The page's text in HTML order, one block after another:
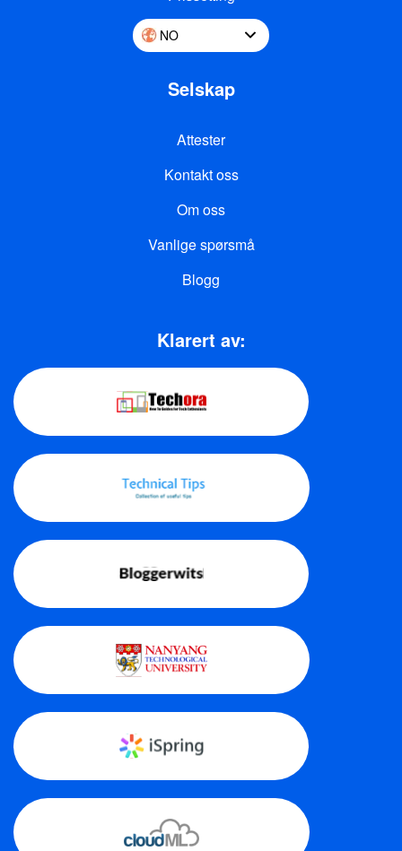
NO
Selskap
Attester
Kontakt oss
Om oss
Vanlige spørsmå
Blogg
Klarert av: